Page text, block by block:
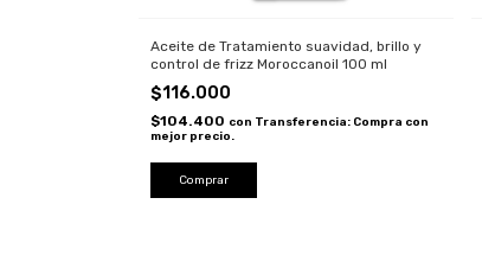
Aceite de Tratamiento suavidad, brillo y
control de frizz Moroccanoil 100 ml
$116.000
$104.400 con Transferencia: Compra con
mejor precio.